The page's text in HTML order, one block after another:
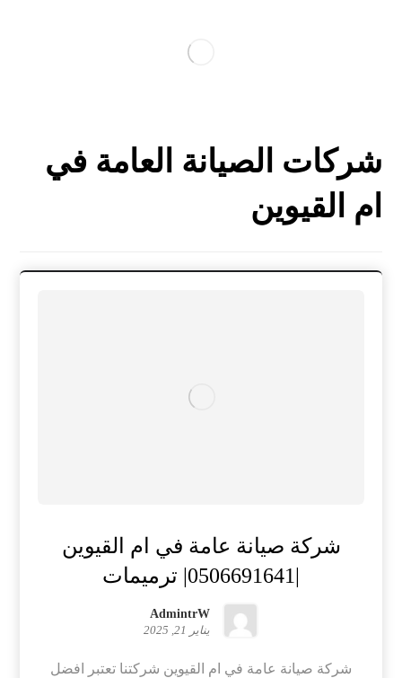
شركات الصيانة العامة في
ام القيوين
شركة صيانة عامة في ام القيوين
AdmintrW
يناير 21, 2025
شركة صيانة عامة في ام القيوين شركتنا تعتبر افضل